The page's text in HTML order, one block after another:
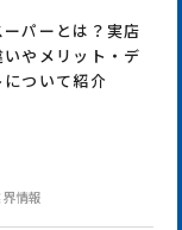
ーパーとは？実店
やメリット・デ
について紹介
情報